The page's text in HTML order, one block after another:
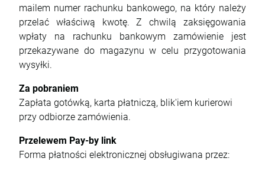
mailem numer rachunku bankowego, na który należy
przelać właściwą kwotę. Z chwilą zaksięgowania
wpłaty na rachunku bankowym zamówienie jest
przekazywane do magazynu w celu przygotowania
wysyłki.
Za pobraniem
Zapłata gotówką, karta płatniczą, blik'iem kurierowi
przy odbiorze zamówienia.
Przelewem Pay-by link
Forma płatności elektronicznej obsługiwana przez: